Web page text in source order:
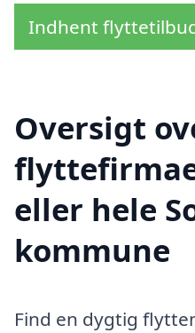
Indhent
Oversigt
eller hele
kommune
Find en dygtig